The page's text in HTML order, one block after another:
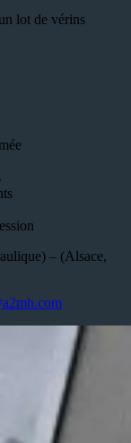
lot de vérins
– (Alsace,